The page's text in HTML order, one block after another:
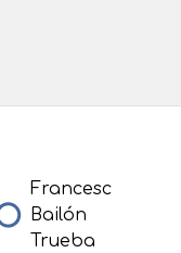
Francesc
Bailón
Trueba